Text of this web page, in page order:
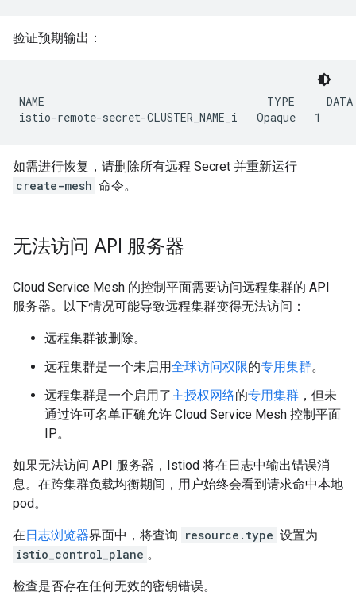
验证预期输出：
NAME                                   TYPE     DATA
如需进行恢复，请删除所有远程 Secret 并重新运行
create-mesh 命令。
无法访问 API 服务器
Cloud Service Mesh 的控制平面需要访问远程集群的 API
服务器。以下情况可能导致远程集群变得无法访问：
远程集群被删除。
远程集群是一个未启用全球访问权限的专用集群。
远程集群是一个启用了主授权网络的专用集群 ，但未
通过许可名单正确允许 Cloud Service Mesh 控制平面
IP。
如果无法访问 API 服务器，Istiod 将在日志中输出错误消
息。在跨集群负载均衡期间，用户始终会看到请求命中本地
pod。
在日志浏览器界面中，将查询 resource.type 设置为
istio_control_plane 。
检查是否存在任何无效的密钥错误。